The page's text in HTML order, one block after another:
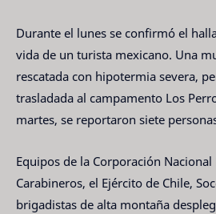
Durante el lunes se confirmó el
vida de un turista mexicano. Una
rescatada con hipotermia severa,
trasladada al campamento Los
martes, se reportaron siete
Equipos de la Corporación Nacional
Carabineros, el Ejército de Chile,
brigadistas de alta montaña